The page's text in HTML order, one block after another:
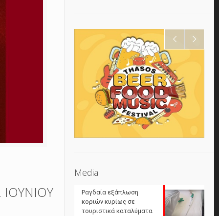
Media
Ραγδαία εξάπλωση
κοριών κυρίως σε
τουριστικά καταλύματα